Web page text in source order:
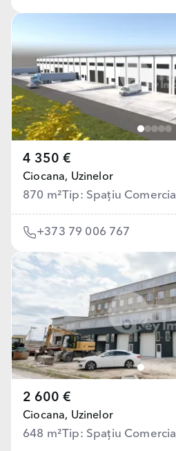
4 350 €
Ciocana, Uzinelor
870 m²Tip: Spațiu Comercial
+373 79 006 767
2 600 €
Ciocana, Uzinelor
648 m²Tip: Spațiu Comercial